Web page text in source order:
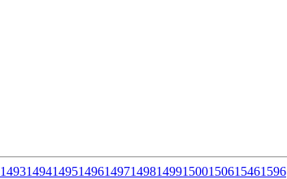
14931494149514961497149814991500150615461596